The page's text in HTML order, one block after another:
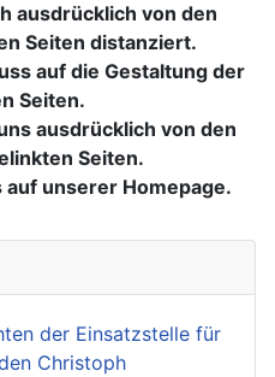
ausdrücklich von den
Seiten distanziert.
auf die Gestaltung der
Seiten.
ausdrücklich von den
Seiten.
unserer Homepage.
der Einsatzstelle für
Christoph